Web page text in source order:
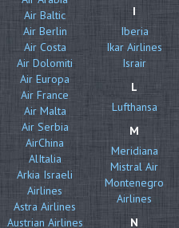
Air Baltic
Air Berlin
Air Costa
Air Dolomiti
Air Europa
Air France
Air Malta
Air Serbia
AirChina
AlItalia
Arkia Israeli
Airlines
Astra Airlines
Austrian Airlines
I
Iberia
Ikar Airlines
Israir
L
Lufthansa
M
Meridiana
Mistral Air
Montenegro
Airlines
N